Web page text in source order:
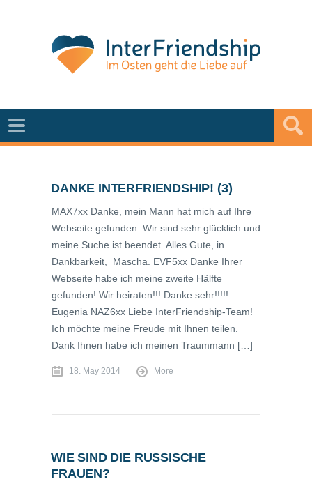
DANKE INTERFRIENDSHIP! (3)
MAX7xx Danke, mein Mann hat mich auf Ihre
Webseite gefunden. Wir sind sehr glücklich und
meine Suche ist beendet. Alles Gute, in
Dankbarkeit, Mascha. EVF5xx Danke Ihrer
Webseite habe ich meine zweite Hälfte
gefunden! Wir heiraten!!! Danke sehr!!!!!
Eugenia NAZ6xx Liebe InterFriendship-Team!
Ich möchte meine Freude mit Ihnen teilen.
Dank Ihnen habe ich meinen Traummann […]
18. May 2014 More
WIE SIND DIE RUSSISCHE
FRAUEN?